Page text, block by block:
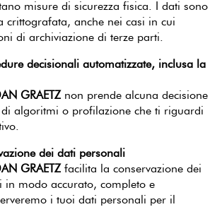
misure di sicurezza fisica. I dati sono
crittografata, anche nei casi in cui
di archiviazione di terze parti.
decisionali automatizzate, inclusa la
GRAETZ non prende alcuna decisione
di algoritmi o profilazione che ti riguardi
dei dati personali
GRAETZ facilita la conservazione dei
in modo accurato, completo e
i tuoi dati personali per il